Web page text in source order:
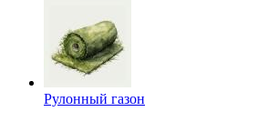
Рулонный газон